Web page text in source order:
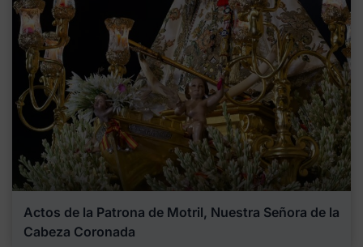
Actos de la Patrona de Motril, Nuestra Señora de la
Cabeza Coronada